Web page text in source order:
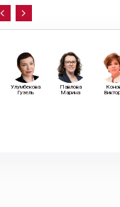
10
Павлова
Марина
Улумбекова
Гузель